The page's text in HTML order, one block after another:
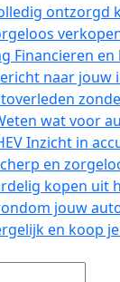
ontzorgd
Financieren
naar jouw
wat voor
Inzicht in
en
kopen uit
jouw
en koop